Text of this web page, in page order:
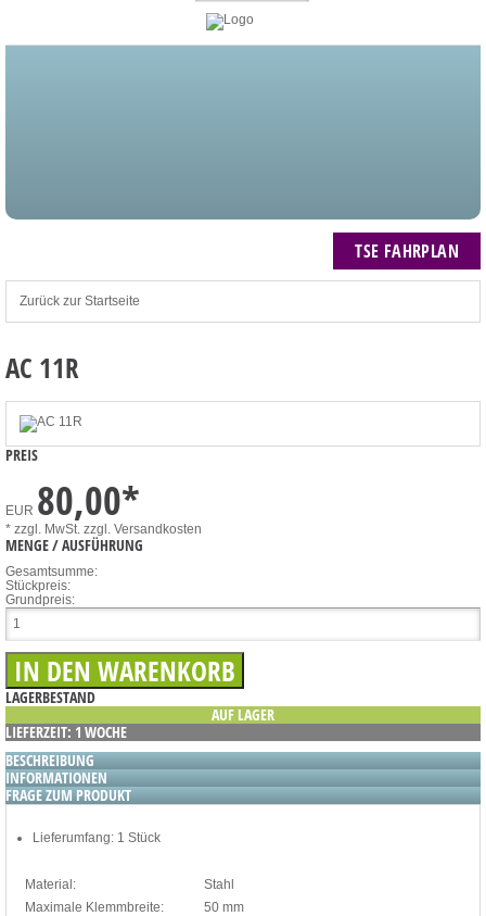
TSE FAHRPLAN
Zurück zur Startseite
AC 11R
PREIS
EUR 80,00*
* zzgl. MwSt. zzgl. Versandkosten
MENGE / AUSFÜHRUNG
Gesamtsumme:
Stückpreis:
Grundpreis:
LAGERBESTAND
AUF LAGER
LIEFERZEIT: 1 WOCHE
BESCHREIBUNG
INFORMATIONEN
FRAGE ZUM PRODUKT
Lieferumfang: 1 Stück
Material:
Stahl
Maximale Klemmbreite:
50 mm